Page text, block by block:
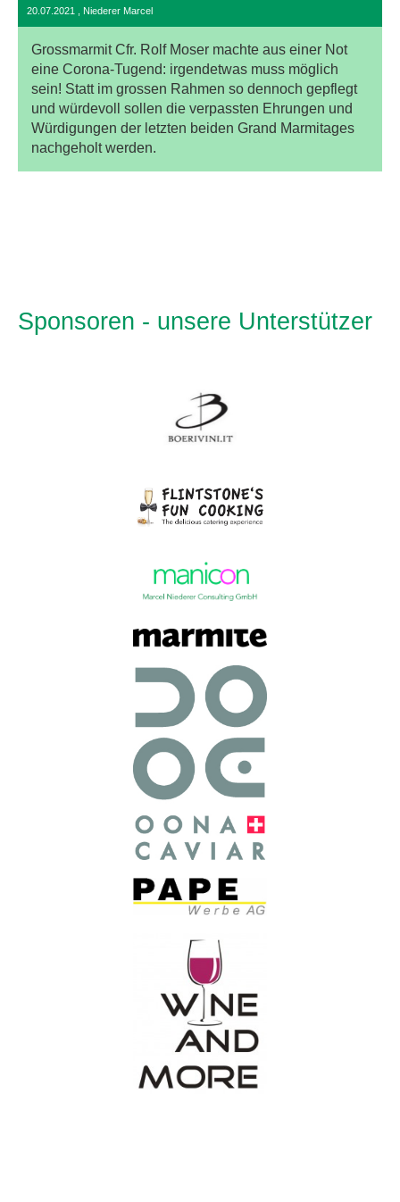
20.07.2021 , Niederer Marcel
Grossmarmit Cfr. Rolf Moser machte aus einer Not
eine Corona-Tugend: irgendetwas muss möglich
sein! Statt im grossen Rahmen so dennoch gepflegt
und würdevoll sollen die verpassten Ehrungen und
Würdigungen der letzten beiden Grand Marmitages
nachgeholt werden.
Sponsoren - unsere Unterstützer